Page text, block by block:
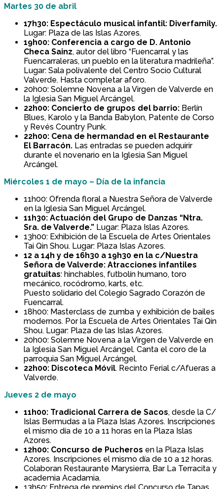
Martes 30 de abril
17h30: Espectáculo musical infantil: Diverfamily.
Lugar: Plaza de las Islas Azores.
19h00: Conferencia a cargo de D. Antonio
Checa Sainz, autor del libro “Fuencarral y las
Fuencarraleras, un pueblo en la literatura madrileña”.
Lugar: Sala polivalente del Centro Socio Cultural
Valverde. Hasta completar aforo.
20h00: Solemne Novena a la Virgen de Valverde en
la Iglesia San Miguel Arcángel.
22h00: Concierto de grupos del barrio: Berlín
Blues, Karolo y la Banda Babylon, Patente de Corso
y Revés Country Punk.
22h00: Cena de hermandad en el Restaurante
El Barracón. Las entradas se pueden adquirir
durante el novenario en la Iglesia San Miguel
Arcángel.
Miércoles 1 de mayo – Día de la infancia
11h00: Ofrenda floral a Nuestra Señora de Valverde
en la Iglesia San Miguel Arcángel.
11h30: Actuación del Grupo de Danzas “Ntra.
Sra. de Valverde.” Lugar: Plaza Islas Azores.
13h00: Exhibición de la Escuela de Artes Orientales
Tai Qin Shou. Lugar: Plaza Islas Azores.
12 a 14h y de 16h30 a 19h30 en la c/Nuestra
Señora de Valverde: Atracciones infantiles
gratuitas: hinchables, futbolín humano, toro
mecánico, rocódromo, karts, etc.
Puesto solidario del Colegio Sagrado Corazón de
Fuencarral.
18h00: Masterclass de zumba y exhibición de bailes
modernos. Por la Escuela de Artes Orientales Tai Qin
Shou. Lugar: Plaza de las Islas Azores.
20h00: Solemne Novena a la Virgen de Valverde en
la Iglesia San Miguel Arcángel. Canta el coro de la
parroquia San Miguel Arcángel.
22h00: Discoteca Móvil. Recinto Ferial c/Afueras a
Valverde.
Jueves 2 de mayo
11h00: Tradicional Carrera de Sacos, desde la C/
Islas Bermudas a la Plaza Islas Azores. Inscripciones
el mismo día de 10 a 11 horas en la Plaza Islas
Azores.
12h00: Concurso de Pucheros en la Plaza Islas
Azores. Inscripciones el mismo día de 10 a 12 horas.
Colaboran Restaurante Marysierra, Bar La Terracita y
academia Acadamia.
13h50: Entrega de premios del Concurso de Tapas